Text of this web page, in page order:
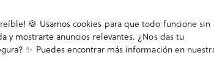
Mocasines serraje mujer
🍪 Usamos cookies para que todo funcione sin
mostrarte anuncios relevantes. ¿Nos das tu
✨ Puedes encontrar más información en